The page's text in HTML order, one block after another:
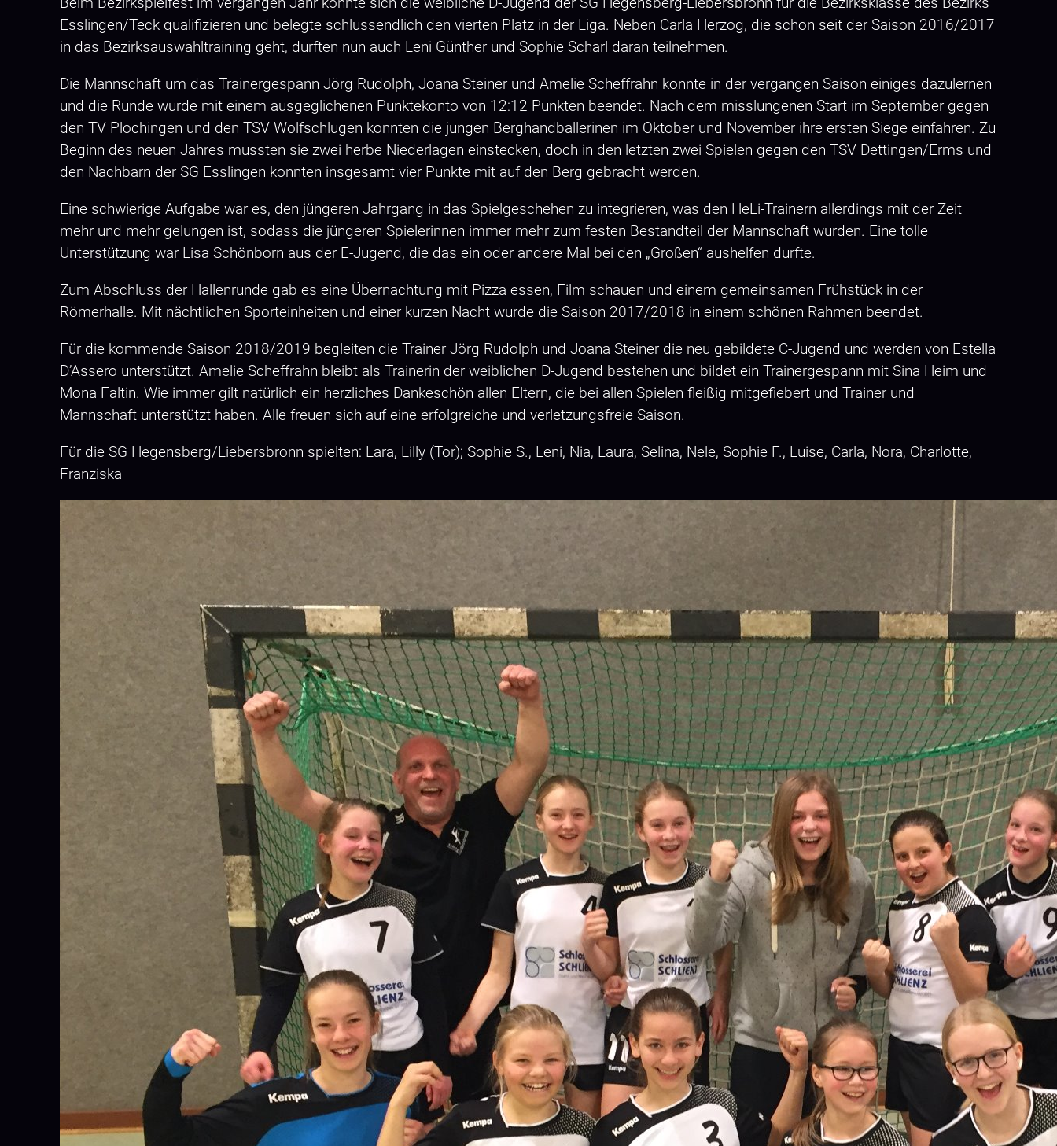
Esslingen/Teck qualifizieren und belegte schlussendlich den vierten Platz in der Liga. Neben Carla Herzog, die schon seit der Saison 2016/2017
in das Bezirksauswahltraining geht, durften nun auch Leni Günther und Sophie Scharl daran teilnehmen.
Die Mannschaft um das Trainergespann Jörg Rudolph, Joana Steiner und Amelie Scheffrahn konnte in der vergangen Saison einiges dazulernen
und die Runde wurde mit einem ausgeglichenen Punktekonto von 12:12 Punkten beendet. Nach dem misslungenen Start im September gegen
den TV Plochingen und den TSV Wolfschlugen konnten die jungen Berghandballerinen im Oktober und November ihre ersten Siege einfahren. Zu
Beginn des neuen Jahres mussten sie zwei herbe Niederlagen einstecken, doch in den letzten zwei Spielen gegen den TSV Dettingen/Erms und
den Nachbarn der SG Esslingen konnten insgesamt vier Punkte mit auf den Berg gebracht werden.
Eine schwierige Aufgabe war es, den jüngeren Jahrgang in das Spielgeschehen zu integrieren, was den HeLi-Trainern allerdings mit der Zeit
mehr und mehr gelungen ist, sodass die jüngeren Spielerinnen immer mehr zum festen Bestandteil der Mannschaft wurden. Eine tolle
Unterstützung war Lisa Schönborn aus der E-Jugend, die das ein oder andere Mal bei den „Großen“ aushelfen durfte.
Zum Abschluss der Hallenrunde gab es eine Übernachtung mit Pizza essen, Film schauen und einem gemeinsamen Frühstück in der
Römerhalle. Mit nächtlichen Sporteinheiten und einer kurzen Nacht wurde die Saison 2017/2018 in einem schönen Rahmen beendet.
Für die kommende Saison 2018/2019 begleiten die Trainer Jörg Rudolph und Joana Steiner die neu gebildete C-Jugend und werden von Estella
D’Assero unterstützt. Amelie Scheffrahn bleibt als Trainerin der weiblichen D-Jugend bestehen und bildet ein Trainergespann mit Sina Heim und
Mona Faltin. Wie immer gilt natürlich ein herzliches Dankeschön allen Eltern, die bei allen Spielen fleißig mitgefiebert und Trainer und
Mannschaft unterstützt haben. Alle freuen sich auf eine erfolgreiche und verletzungsfreie Saison.
Für die SG Hegensberg/Liebersbronn spielten: Lara, Lilly (Tor); Sophie S., Leni, Nia, Laura, Selina, Nele, Sophie F., Luise, Carla, Nora, Charlotte,
Franziska